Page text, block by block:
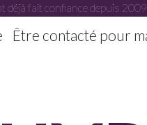
fait confiance depuis 2009
Être contacté pour